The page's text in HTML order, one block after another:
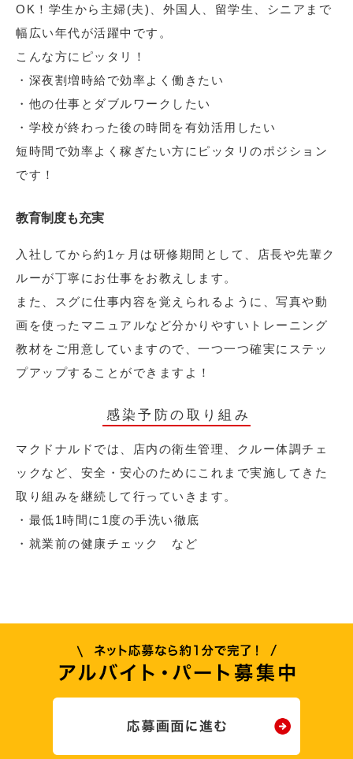
OK！学生から主婦(夫)、外国人、留学生、シニアまで
幅広い年代が活躍中です。
こんな方にピッタリ！
・深夜割増時給で効率よく働きたい
・他の仕事とダブルワークしたい
・学校が終わった後の時間を有効活用したい
短時間で効率よく稼ぎたい方にピッタリのポジション
です！
教育制度も充実
入社してから約1ヶ月は研修期間として、店長や先輩ク
ルーが丁寧にお仕事をお教えします。
また、スグに仕事内容を覚えられるように、写真や動
画を使ったマニュアルなど分かりやすいトレーニング
教材をご用意していますので、一つ一つ確実にステッ
プアップすることができますよ！
感染予防の取り組み
マクドナルドでは、店内の衛生管理、クルー体調チェ
ックなど、安全・安心のためにこれまで実施してきた
取り組みを継続して行っていきます。
・最低1時間に1度の手洗い徹底
・就業前の健康チェック など